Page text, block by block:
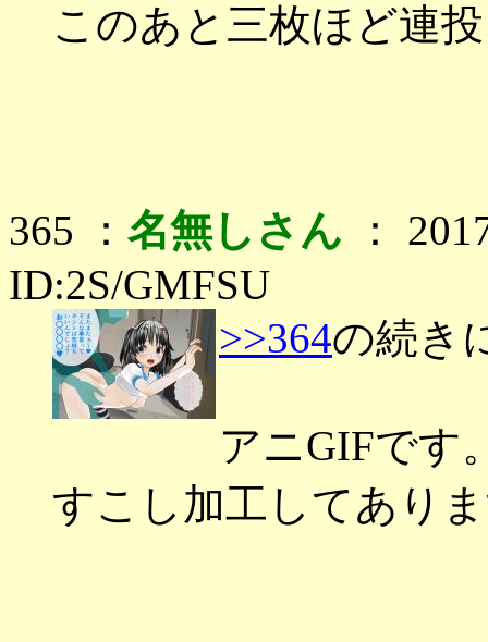
このあと三枚ほど連
365 ： 名無しさん ：
ID:2S/GMFSU
>>364の続き
アニGIFです
すこし加工してあり